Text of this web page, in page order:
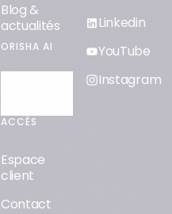
Blog &
actualités
ORISHA AI
ACCÈS
Espace
client
Contact
Linkedin
YouTube
Instagram